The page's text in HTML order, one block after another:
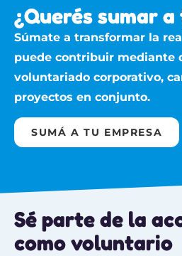
¿Querés sumar
Súmate a transformar la
puede contribuir mediante
voluntariado corporativo,
proyectos en conjunto.
SUMÁ A TU EMPRESA
Sé parte de la
como voluntario